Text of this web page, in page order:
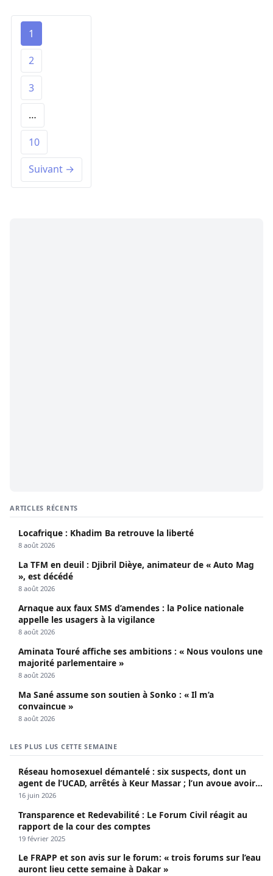
1
2
3
…
10
Suivant →
ARTICLES RÉCENTS
Locafrique : Khadim Ba retrouve la liberté
8 août 2026
La TFM en deuil : Djibril Dièye, animateur de « Auto Mag
», est décédé
8 août 2026
Arnaque aux faux SMS d’amendes : la Police nationale
appelle les usagers à la vigilance
8 août 2026
Aminata Touré affiche ses ambitions : « Nous voulons une
majorité parlementaire »
8 août 2026
Ma Sané assume son soutien à Sonko : « Il m’a
convaincue »
8 août 2026
LES PLUS LUS CETTE SEMAINE
Réseau homosexuel démantelé : six suspects, dont un
agent de l’UCAD, arrêtés à Keur Massar ; l’un avoue avoir
propagé le VIH depuis 2018
16 juin 2026
Transparence et Redevabilité : Le Forum Civil réagit au
rapport de la cour des comptes
19 février 2025
Le FRAPP et son avis sur le forum: « trois forums sur l’eau
auront lieu cette semaine à Dakar »